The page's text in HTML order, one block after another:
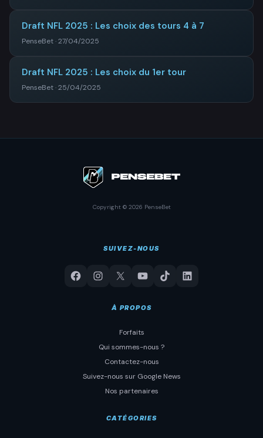
Draft NFL 2025 : Les choix des tours 4 à 7
PenseBet · 27/04/2025
Draft NFL 2025 : Les choix du 1er tour
PenseBet · 25/04/2025
Copyright © 2026 PenseBet
SUIVEZ-NOUS
À PROPOS
Forfaits
Qui sommes-nous ?
Contactez-nous
Suivez-nous sur Google News
Nos partenaires
CATÉGORIES